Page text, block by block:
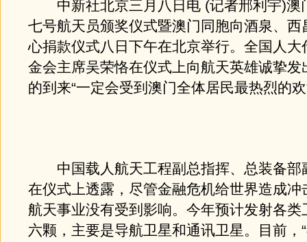
中新社北京三月八日电 (记者邢利宇)澳
七号航天员颁奖仪式暨澳门同胞向酒泉、西
心捐款仪式八日下午在北京举行。全国人大
金会主席吴荣恪在仪式上向航天英雄诚挚发
的到来“一定会受到澳门全体居民最热烈的
中国载人航天工程副总指挥、总装备部
在仪式上透露，尽管金融危机给世界造成冲
航天事业没有受到影响。今年预计发射各类
六颗，主要是导航卫星和通讯卫星。目前，“